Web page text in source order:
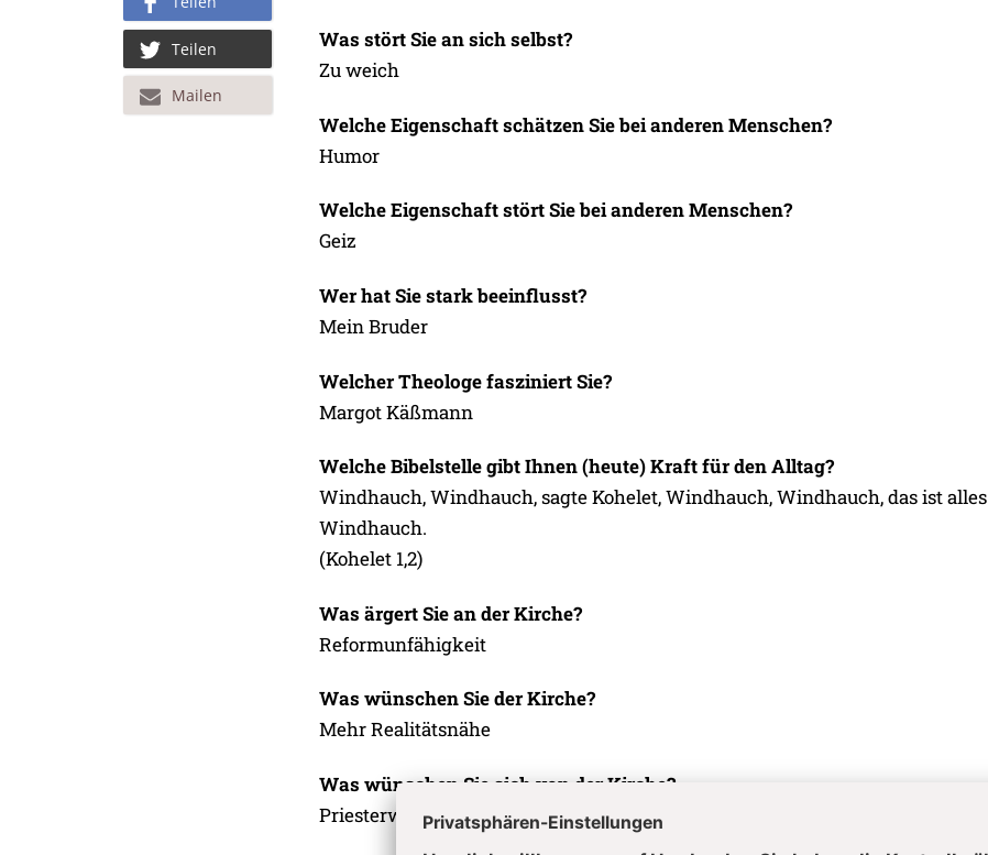
Was stört Sie an sich selbst?
Zu weich
Welche Eigenschaft schätzen Siebei anderen Menschen?
Humor
Welche Eigenschaft stört Siebei anderen Menschen?
Geiz
Wer hat Sie stark beeinflusst?
Mein Bruder
Welcher Theologe fasziniert Sie?
Margot Käßmann
Welche Bibelstelle gibt Ihnen (heute)Kraft für den Alltag?
Windhauch, Windhauch, sagte Kohelet, Windhauch, Windhauch, das ist alles
Windhauch.
(Kohelet 1,2)
Was ärgert Sie an der Kirche?
Reformunfähigkeit
Was wünschen Sie der Kirche?
Mehr Realitätsnähe
Was wünschen Sie sich von der Kirche?
Priesterweihe von Frauen, Aufhebung des Zölibats
Teilen
Mailen